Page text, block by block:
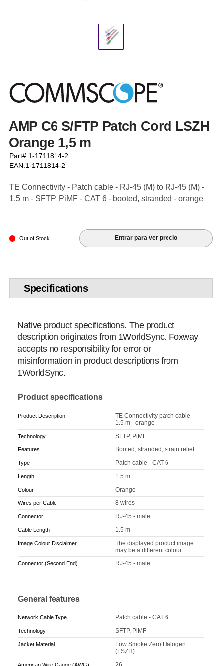
AMP C6 S/FTP Patch Cord LSZH
Orange 1,5 m
Part# 1-1711814-2
EAN:1-1711814-2
TE Connectivity - Patch cable - RJ-45 (M) to RJ-45 (M) -
1.5 m - SFTP, PiMF - CAT 6 - booted, stranded - orange
Out of Stock Entrar para ver precio
Specifications
Native product specifications. The product
description originates from 1WorldSync. Foxway
accepts no responsibility for error or
misinformation in product descriptions from
1WorldSync.
Product specifications
Product Description
TE Connectivity patch cable -
1.5 m - orange
Technology SFTP, PiMF
Features Booted, stranded, strain relief
Type Patch cable - CAT 6
Length 1.5 m
Colour Orange
Wires per Cable 8 wires
Connector RJ-45 - male
Cable Length 1.5 m
Image Colour Disclaimer
The displayed product image
may be a different colour
Connector (Second End) RJ-45 - male
General features
Network Cable Type Patch cable - CAT 6
Technology SFTP, PiMF
Jacket Material
Low Smoke Zero Halogen
(LSZH)
American Wire Gauge (AWG) 26